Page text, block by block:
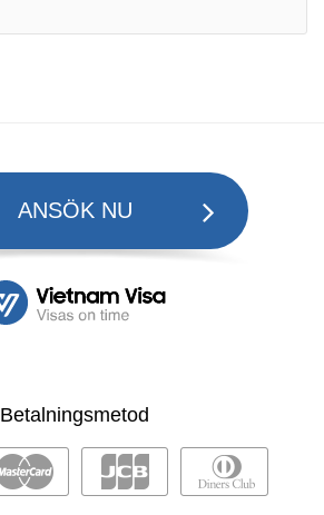
ANSÖK NU
Betalningsmetod